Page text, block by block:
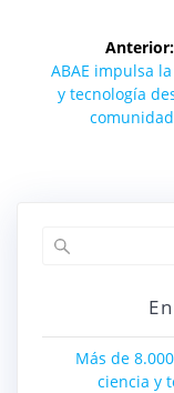
entradas
Anterior:
Entrada
anterior:
ABAE impulsa
y tecnología
Más de
ciencia y